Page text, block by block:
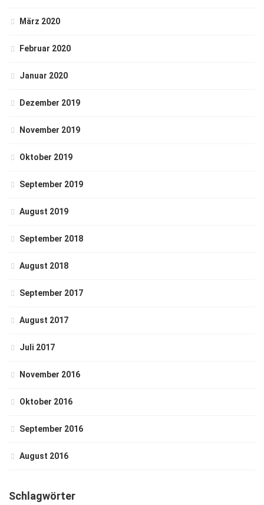
März 2020
Februar 2020
Januar 2020
Dezember 2019
November 2019
Oktober 2019
September 2019
August 2019
September 2018
August 2018
September 2017
August 2017
Juli 2017
November 2016
Oktober 2016
September 2016
August 2016
Schlagwörter